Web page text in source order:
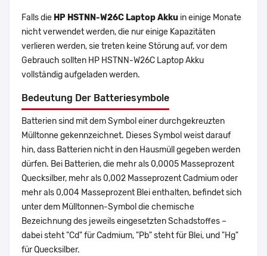
Falls die HP HSTNN-W26C Laptop Akku in einige Monate
nicht verwendet werden, die nur einige Kapazitäten
verlieren werden, sie treten keine Störung auf, vor dem
Gebrauch sollten HP HSTNN-W26C Laptop Akku
vollständig aufgeladen werden.
Bedeutung Der Batteriesymbole
Batterien sind mit dem Symbol einer durchgekreuzten
Mülltonne gekennzeichnet. Dieses Symbol weist darauf
hin, dass Batterien nicht in den Hausmüll gegeben werden
dürfen. Bei Batterien, die mehr als 0,0005 Masseprozent
Quecksilber, mehr als 0,002 Masseprozent Cadmium oder
mehr als 0,004 Masseprozent Blei enthalten, befindet sich
unter dem Mülltonnen-Symbol die chemische
Bezeichnung des jeweils eingesetzten Schadstoffes –
dabei steht "Cd" für Cadmium, "Pb" steht für Blei, und "Hg"
für Quecksilber.